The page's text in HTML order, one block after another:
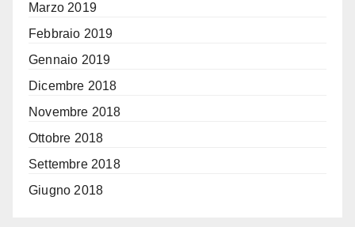
Marzo 2019
Febbraio 2019
Gennaio 2019
Dicembre 2018
Novembre 2018
Ottobre 2018
Settembre 2018
Giugno 2018